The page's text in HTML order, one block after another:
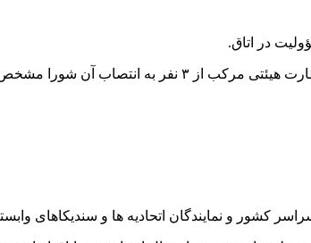
در اتاق.
تبصره- با اعلام انحلال از طرف شورای
کشور و نمایندگان اتحادیه ها و سندیکاهای